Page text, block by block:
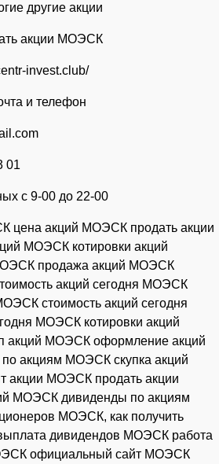
другие акции
акции МОЭСК
invest.club/
и телефон
01
с 9-00 до 22-00
цена акций МОЭСК продать акции
МОЭСК котировки акций
продажа акций МОЭСК
акций сегодня МОЭСК
стоимость акций сегодня
МОЭСК котировки акций
акций МОЭСК оформление акций
акциям МОЭСК скупка акций
акции МОЭСК продать акции
МОЭСК дивиденды по акциям
МОЭСК, как получить
дивидендов МОЭСК работа
официальный сайт МОЭСК